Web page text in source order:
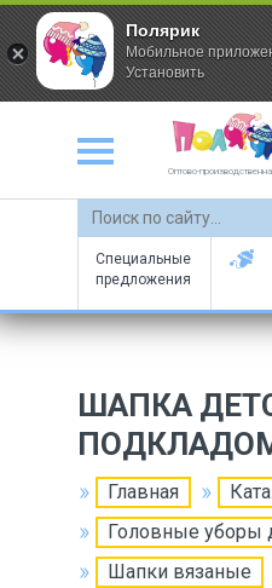
Оптово-
Специальные
предложения
ШАПКА
Главная
Головные уборы
Шапки вязаные
Полярик
Мобильное
Установить